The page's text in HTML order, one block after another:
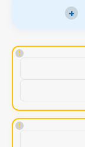
+
!
!